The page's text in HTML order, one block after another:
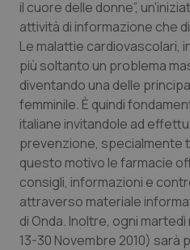
Calabria
Campania
Emilia-Romagna
Friuli Venezia Giulia
Lazio
Liguria
Asma & BPCO
Car-T
Colesterolo &
Dermatite Atopica
Diabete & glucometri
Disturbi dell’umore
il cuore delle donne”,
attività di informazione che
Le malattie cardiovascolari,
più soltanto un problema
diventando una delle
femminile. È quindi
italiane invitandole ad
prevenzione, specialmente
questo motivo le farmacie
consigli, informazioni e
attraverso materiale
di Onda. Inoltre, ogni
13-30 Novembre 2010)